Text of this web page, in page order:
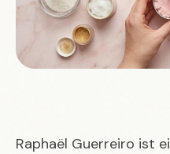
Raphaël Guerreiro ist